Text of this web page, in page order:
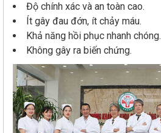
Độ chính xác và an toàn cao.
Ít gây đau đớn, ít chảy máu.
Khả năng hồi phục nhanh chóng.
Không gây ra biến chứng.